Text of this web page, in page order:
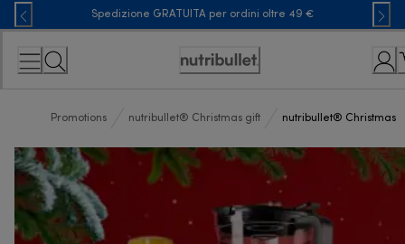
Skip
to
Content
Spedizione GRATUITA per ordini oltre 49 €
Accessibility
Promotions nutribullet® Christmas gift nutribullet® Christmas